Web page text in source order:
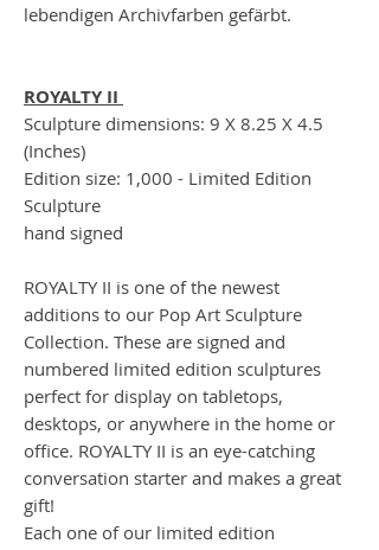
lebendigen Archivfarben gefärbt.
ROYALTY II
Sculpture dimensions: 9 X 8.25 X 4.5
(Inches)
Edition size: 1,000 - Limited Edition
Sculpture
hand signed
ROYALTY II is one of the newest
additions to our Pop Art Sculpture
Collection. These are signed and
numbered limited edition sculptures
perfect for display on tabletops,
desktops, or anywhere in the home or
office. ROYALTY II is an eye-catching
conversation starter and makes a great
gift!
Each one of our limited edition